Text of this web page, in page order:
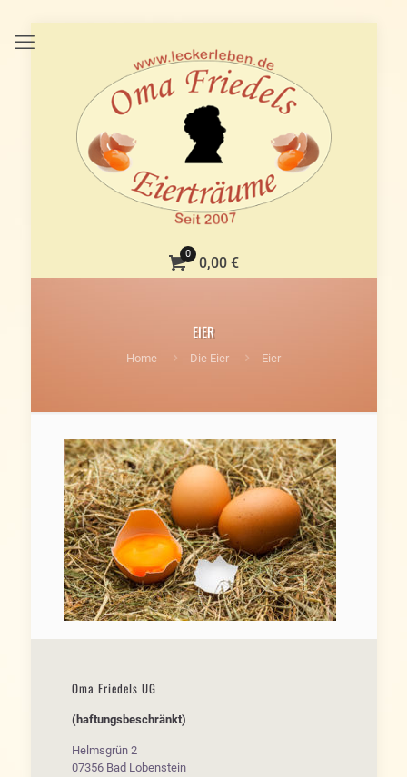
0
0,00 €
EIER
Home Die Eier Eier
Oma Friedels UG
(haftungsbeschränkt)
Helmsgrün 2
07356 Bad Lobenstein